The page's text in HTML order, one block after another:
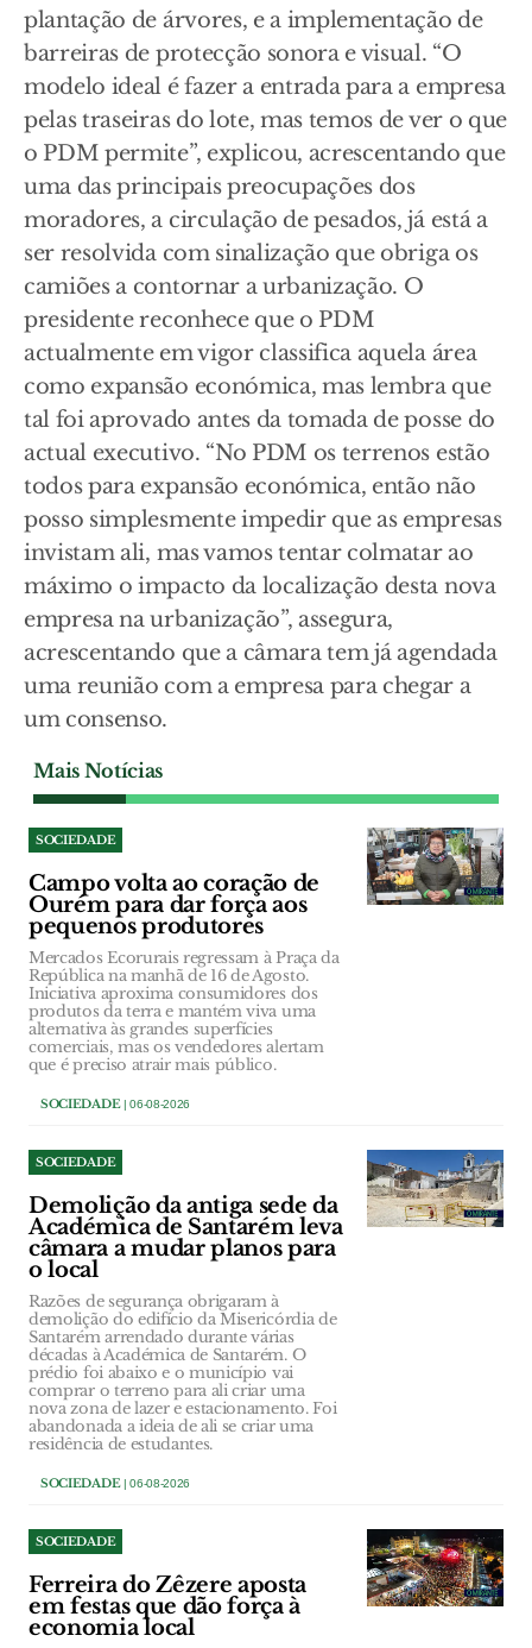
plantação de árvores, e a implementação de
barreiras de protecção sonora e visual. “O
modelo ideal é fazer a entrada para a empresa
pelas traseiras do lote, mas temos de ver o que
o PDM permite”, explicou, acrescentando que
uma das principais preocupações dos
moradores, a circulação de pesados, já está a
ser resolvida com sinalização que obriga os
camiões a contornar a urbanização. O
presidente reconhece que o PDM
actualmente em vigor classifica aquela área
como expansão económica, mas lembra que
tal foi aprovado antes da tomada de posse do
actual executivo. “No PDM os terrenos estão
todos para expansão económica, então não
posso simplesmente impedir que as empresas
invistam ali, mas vamos tentar colmatar ao
máximo o impacto da localização desta nova
empresa na urbanização”, assegura,
acrescentando que a câmara tem já agendada
uma reunião com a empresa para chegar a
um consenso.
Mais Notícias
SOCIEDADE
Campo volta ao coração de
Ourém para dar força aos
pequenos produtores
Mercados Ecorurais regressam à Praça da
República na manhã de 16 de Agosto.
Iniciativa aproxima consumidores dos
produtos da terra e mantém viva uma
alternativa às grandes superfícies
comerciais, mas os vendedores alertam
que é preciso atrair mais público.
SOCIEDADE| 06-08-2026
SOCIEDADE
Demolição da antiga sede da
Académica de Santarém leva
câmara a mudar planos para
o local
Razões de segurança obrigaram à
demolição do edifício da Misericórdia de
Santarém arrendado durante várias
décadas à Académica de Santarém. O
prédio foi abaixo e o município vai
comprar o terreno para ali criar uma
nova zona de lazer e estacionamento. Foi
abandonada a ideia de ali se criar uma
residência de estudantes.
SOCIEDADE| 06-08-2026
SOCIEDADE
Ferreira do Zêzere aposta
em festas que dão força à
economia local